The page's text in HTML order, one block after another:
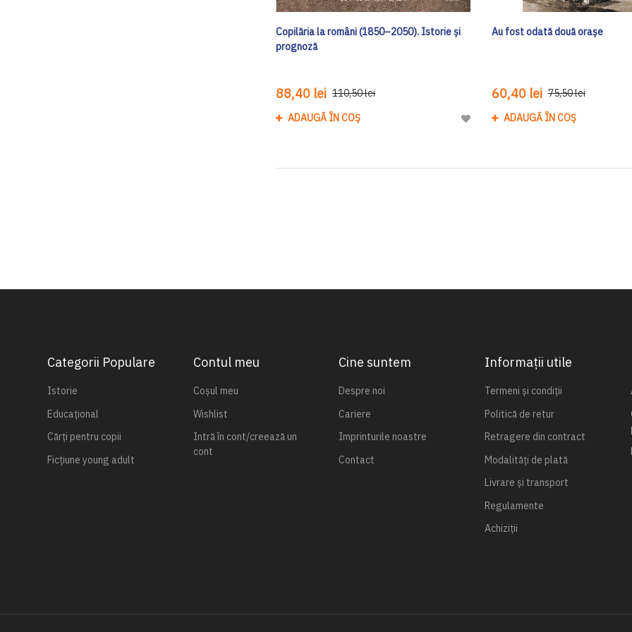
Copilăria la români (1850–2050). Istorie și
prognoză
88,40 lei 110,50 lei
ADAUGĂ ÎN COȘ
Adaugă
de
Au fost odată două orașe
60,40 lei 75,50 lei
ADAUGĂ ÎN COȘ
Categorii Populare
Istorie
Educațional
Cărți pentru copii
Ficțiune young adult
Contul meu
Coșul meu
Wishlist
Intră în cont/creează un
cont
Cine suntem
Despre noi
Cariere
Imprinturile noastre
Contact
Informații utile
Termeni și condiții
Politică de retur
Retragere din contract
Modalități de plată
Livrare și transport
Regulamente
Achiziții